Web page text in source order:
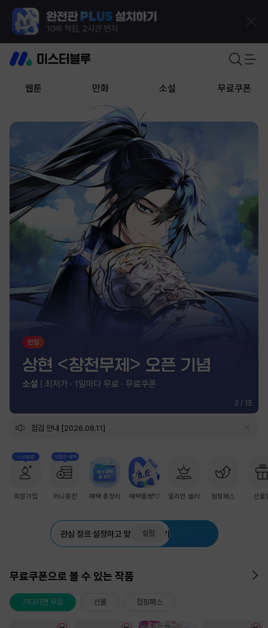
웹툰 만화 소설 무료쿠폰
2 / 15
점검 안내 [2026.08.11]
+1,000원
회원가입
첫충전 혜택
머니충전 혜택 총정리 혜택몰빵💘 밀리언 셀러 점핑패스 선물
관심 장르 설정하고 맞춤 추천 받기
설정
무료쿠폰으로 볼 수 있는 작품
기다리면 무료 선물 점핑패스